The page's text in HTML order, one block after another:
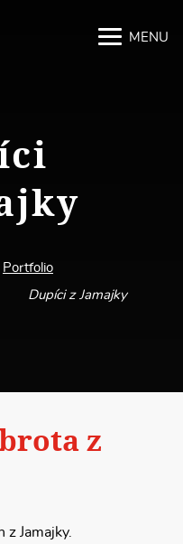
MENU
Portfolio
Dupíci z Jamajky
z
Jamajky.